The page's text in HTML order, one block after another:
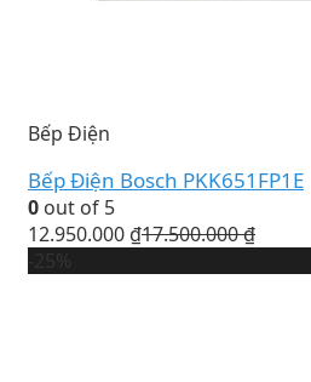
Bếp Điện
Bếp Điện Bosch PKK651FP1E
0 out of 5
12.950.000 ₫17.500.000₫